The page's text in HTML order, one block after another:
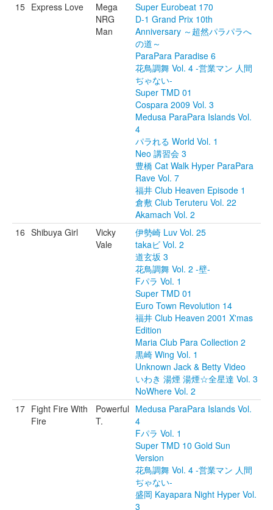
15 Express Love
Mega
NRG
Man
Super Eurobeat 170
D-1 Grand Prix 10th
Anniversary ～超然パラパラへ
の道～
ParaPara Paradise 6
花鳥調舞 Vol. 4 -営業マン 人間
ぢゃない-
Super TMD 01
Cospara 2009 Vol. 3
Medusa ParaPara Islands Vol.
4
パラれる World Vol. 1
Neo 講習会 3
豊橋 Cat Walk Hyper ParaPara
Rave Vol. 7
福井 Club Heaven Episode 1
倉敷 Club Teruteru Vol. 22
Akamach Vol. 2
16 Shibuya Girl
Vicky
Vale
伊勢崎 Luv Vol. 25
takaビ Vol. 2
道玄坂 3
花鳥調舞 Vol. 2 -壁-
Fパラ Vol. 1
Super TMD 01
Euro Town Revolution 14
福井 Club Heaven 2001 X'mas
Edition
Maria Club Para Collection 2
黒崎 Wing Vol. 1
Unknown Jack & Betty Video
いわき 湯煙 湯煙☆全星達 Vol. 3
NoWhere Vol. 2
17 Fight Fire With
Fire
Powerful
T.
Medusa ParaPara Islands Vol.
4
Fパラ Vol. 1
Super TMD 10 Gold Sun
Version
花鳥調舞 Vol. 4 -営業マン 人間
ぢゃない-
盛岡 Kayapara Night Hyper Vol.
3